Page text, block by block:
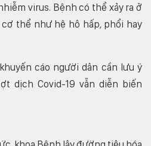
virus. Bệnh có thể xảy ra ở
thể như hệ hô hấp, phổi hay
cáo người dân cần lưu ý
dịch Covid-19 vẫn diễn biến